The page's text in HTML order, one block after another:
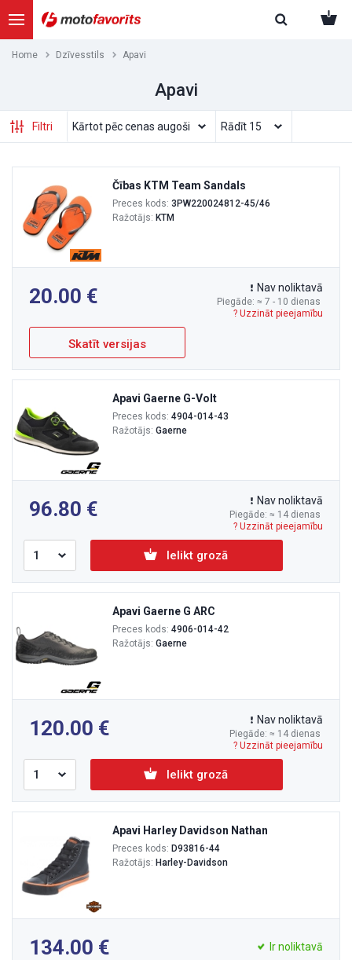
Home Dzīvesstils Apavi
Apavi
Filtri
Čības KTM Team Sandals
Preces kods: 3PW220024812-45/46
Ražotājs: KTM
20.00 Piegāde: ≈ 7 - 10 dienas
Nav noliktavā
? Uzzināt pieejamību
Skatīt versijas
Apavi Gaerne G-Volt
Preces kods: 4904-014-43
Ražotājs: Gaerne
96.80 Piegāde: ≈ 14 dienas
Nav noliktavā
? Uzzināt pieejamību
Ielikt grozā
Apavi Gaerne G ARC
Preces kods: 4906-014-42
Ražotājs: Gaerne
120.00 Piegāde: ≈ 14 dienas
Nav noliktavā
? Uzzināt pieejamību
Ielikt grozā
Apavi Harley Davidson Nathan
Preces kods: D93816-44
Ražotājs: Harley-Davidson
134.00 Ir noliktavā